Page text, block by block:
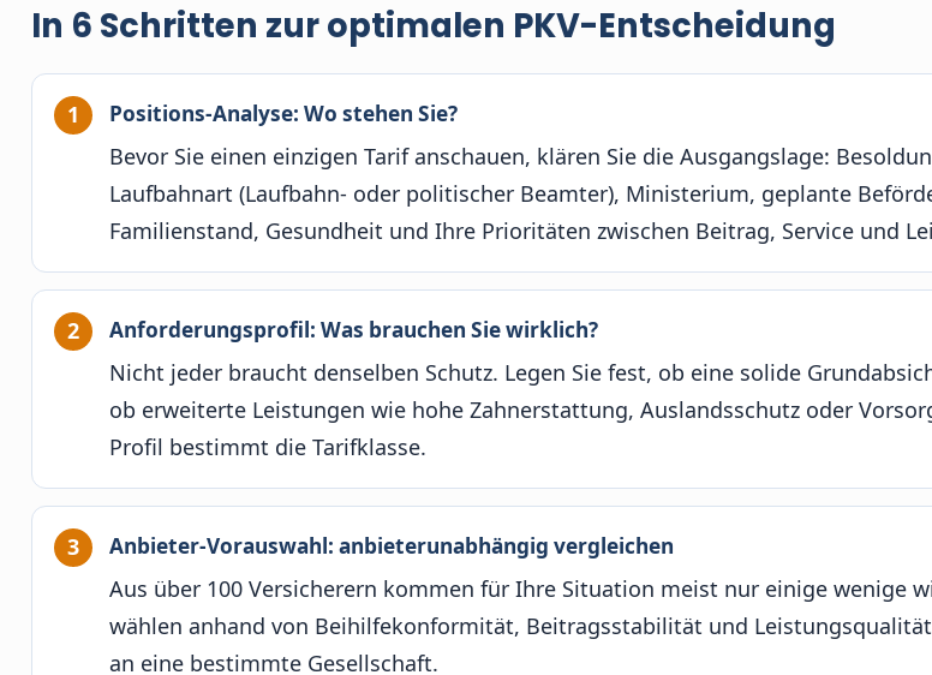
In 6 Schritten zur optimalen PKV-Entscheidung
Positions-Analyse: Wo stehen Sie?
Bevor Sie einen einzigen Tarif anschauen, klären Sie die Ausgangslage:
Laufbahnart (Laufbahn- oder politischer Beamter), Ministerium, geplante
Familienstand, Gesundheit und Ihre Prioritäten zwischen Beitrag, Service und
Anforderungsprofil: Was brauchen Sie wirklich?
Nicht jeder braucht denselben Schutz. Legen Sie fest, ob eine solide
ob erweiterte Leistungen wie hohe Zahnerstattung, Auslandsschutz oder
Profil bestimmt die Tarifklasse.
Anbieter-Vorauswahl: anbieterunabhängig vergleichen
Aus über 100 Versicherern kommen für Ihre Situation meist nur einige wenige
wählen anhand von Beihilfekonformität, Beitragsstabilität und
an eine bestimmte Gesellschaft.